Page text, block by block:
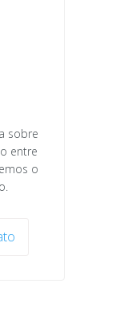
sobre
entre
o